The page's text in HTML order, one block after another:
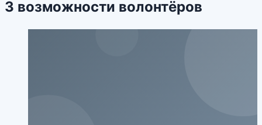
3 возможности волонтёров